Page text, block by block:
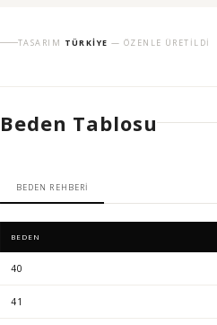
TASARIM TÜRKIYE — ÖZENLE ÜRETILDI
Beden Tablosu
BEDEN REHBERI
BEDEN
40
41